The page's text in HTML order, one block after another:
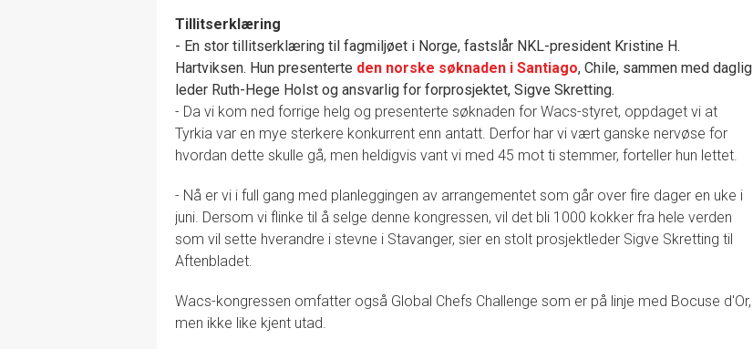
Tillitserklæring
- En stor tillitserklæring til fagmiljøet i Norge, fastslår NKL-president Kristine H.
Hartviksen. Hun presenterte den norske søknaden i Santiago, Chile, sammen med daglig
leder Ruth-Hege Holst og ansvarlig for forprosjektet, Sigve Skretting.
- Da vi kom ned forrige helg og presenterte søknaden for Wacs-styret, oppdaget vi at
Tyrkia var en mye sterkere konkurrent enn antatt. Derfor har vi vært ganske nervøse for
hvordan dette skulle gå, men heldigvis vant vi med 45 mot ti stemmer, forteller hun lettet.
- Nå er vi i full gang med planleggingen av arrangementet som går over fire dager en uke i
juni. Dersom vi flinke til å selge denne kongressen, vil det bli 1000 kokker fra hele verden
som vil sette hverandre i stevne i Stavanger, sier en stolt prosjektleder Sigve Skretting til
Aftenbladet.
Wacs-kongressen omfatter også Global Chefs Challenge som er på linje med Bocuse d'Or,
men ikke like kjent utad.